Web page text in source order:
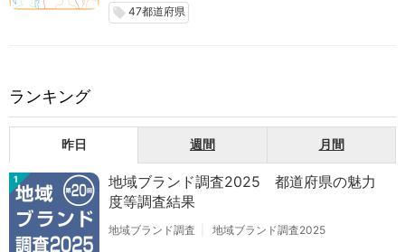
local_offer 47都道府県
ランキング
昨日 週間 月間
1
地域ブランド調査2025 都道府県の魅力
度等調査結果
地域ブランド調査 地域ブランド調査2025